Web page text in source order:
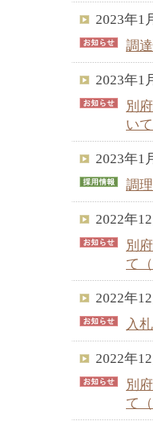
2023年1
調
2023年1
別
い
2023年1
調
2022年
別
て
2022年
入
2022年
別
て